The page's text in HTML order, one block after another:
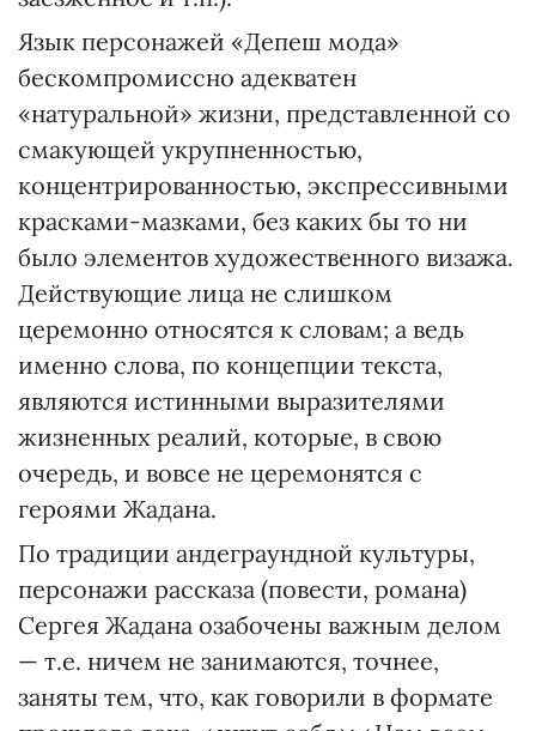
Язык персонажей «Депеш мода»
бескомпромиссно адекватен
«натуральной» жизни, представленной со
смакующей укрупненностью,
концентрированностью, экспрессивными
красками-мазками, без каких бы то ни
было элементов художественного визажа.
Действующие лица не слишком
церемонно относятся к словам; а ведь
именно слова, по концепции текста,
являются истинными выразителями
жизненных реалий, которые, в свою
очередь, и вовсе не церемонятся с
героями Жадана.
По традиции андеграундной культуры,
персонажи рассказа (повести, романа)
Сергея Жадана озабочены важным делом
— т.е. ничем не занимаются, точнее,
заняты тем, что, как говорили в формате